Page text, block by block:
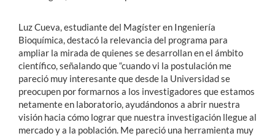
Luz Cueva, estudiante del Magíster en Ingeniería
Bioquímica, destacó la relevancia del programa para
ampliar la mirada de quienes se desarrollan en el ámbito
científico, señalando que “cuando vi la postulación me
pareció muy interesante que desde la Universidad se
preocupen por formarnos a los investigadores que estamos
netamente en laboratorio, ayudándonos a abrir nuestra
visión hacia cómo lograr que nuestra investigación llegue al
mercado y a la población. Me pareció una herramienta muy